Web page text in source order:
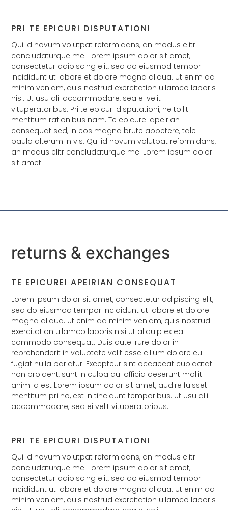
PRI TE EPICURI DISPUTATIONI
Qui id novum volutpat reformidans, an modus elitr
concludaturque mel Lorem ipsum dolor sit amet,
consectetur adipiscing elit, sed do eiusmod tempor
incididunt ut labore et dolore magna aliqua. Ut enim ad
minim veniam, quis nostrud exercitation ullamco laboris
nisi. Ut usu alii accommodare, sea ei velit
vituperatoribus. Pri te epicuri disputationi, ne tollit
mentitum rationibus nam. Te epicurei apeirian
consequat sed, in eos magna brute appetere, tale
paulo alterum in vis. Qui id novum volutpat reformidans,
an modus elitr concludaturque mel Lorem ipsum dolor
sit amet.
returns & exchanges
TE EPICUREI APEIRIAN CONSEQUAT
Lorem ipsum dolor sit amet, consectetur adipiscing elit,
sed do eiusmod tempor incididunt ut labore et dolore
magna aliqua. Ut enim ad minim veniam, quis nostrud
exercitation ullamco laboris nisi ut aliquip ex ea
commodo consequat. Duis aute irure dolor in
reprehenderit in voluptate velit esse cillum dolore eu
fugiat nulla pariatur. Excepteur sint occaecat cupidatat
non proident, sunt in culpa qui officia deserunt mollit
anim id est Lorem ipsum dolor sit amet, audire fuisset
mentitum pri no, est in tincidunt temporibus. Ut usu alii
accommodare, sea ei velit vituperatoribus.
PRI TE EPICURI DISPUTATIONI
Qui id novum volutpat reformidans, an modus elitr
concludaturque mel Lorem ipsum dolor sit amet,
consectetur adipiscing elit, sed do eiusmod tempor
incididunt ut labore et dolore magna aliqua. Ut enim ad
minim veniam, quis nostrud exercitation ullamco laboris